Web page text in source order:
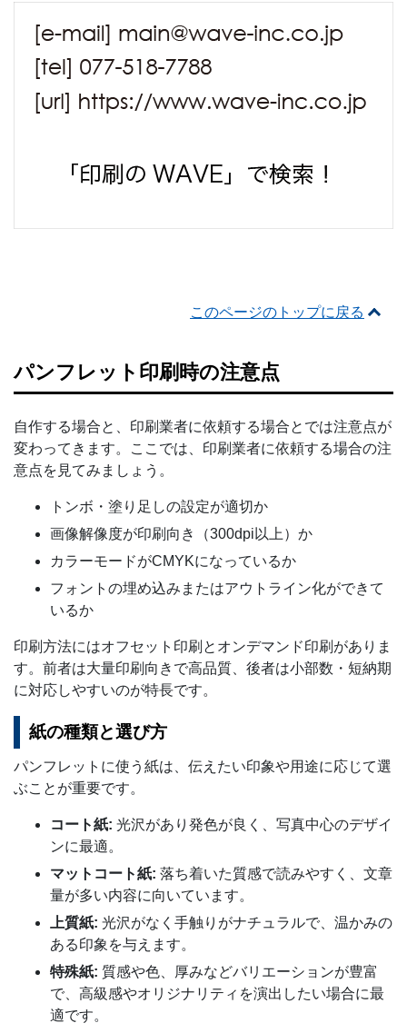
このページのトップに戻る
パンフレット印刷時の注意点
自作する場合と、印刷業者に依頼する場合とでは注意点が
変わってきます。ここでは、印刷業者に依頼する場合の注
意点を見てみましょう。
トンボ・塗り足しの設定が適切か
画像解像度が印刷向き（300dpi以上）か
カラーモードがCMYKになっているか
フォントの埋め込みまたはアウトライン化ができて
いるか
印刷方法にはオフセット印刷とオンデマンド印刷がありま
す。前者は大量印刷向きで高品質、後者は小部数・短納期
に対応しやすいのが特長です。
紙の種類と選び方
パンフレットに使う紙は、伝えたい印象や用途に応じて選
ぶことが重要です。
コート紙: 光沢があり発色が良く、写真中心のデザイ
ンに最適。
マットコート紙: 落ち着いた質感で読みやすく、文章
量が多い内容に向いています。
上質紙: 光沢がなく手触りがナチュラルで、温かみの
ある印象を与えます。
特殊紙: 質感や色、厚みなどバリエーションが豊富
で、高級感やオリジナリティを演出したい場合に最
適です。